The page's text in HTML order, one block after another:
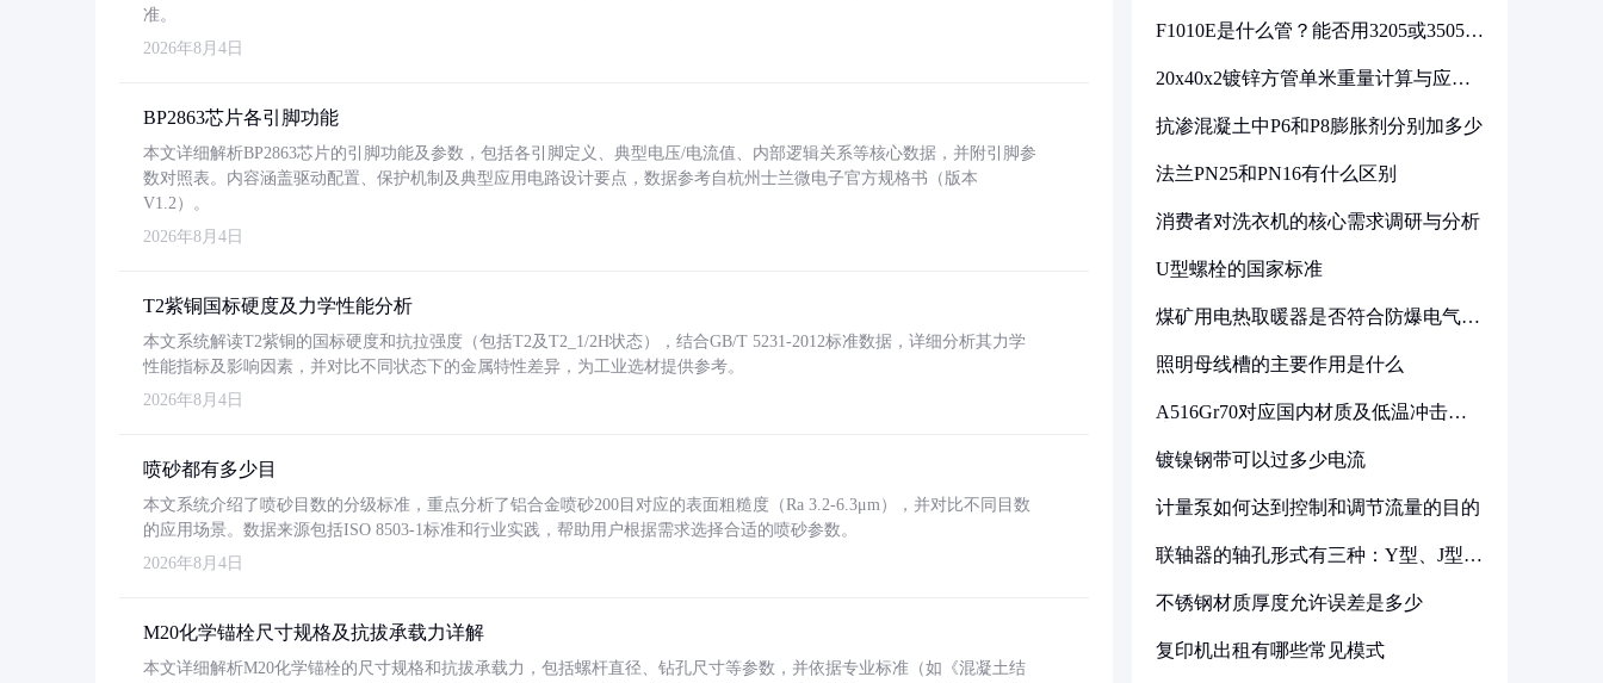
准。
2026年8月4日
BP2863芯片各引脚功能
本文详细解析BP2863芯片的引脚功能及参数，包括各引脚定义、典型电压/电流值、内部逻辑关系等核心数据，并附引脚参
数对照表。内容涵盖驱动配置、保护机制及典型应用电路设计要点，数据参考自杭州士兰微电子官方规格书（版本
V1.2）。
2026年8月4日
T2紫铜国标硬度及力学性能分析
本文系统解读T2紫铜的国标硬度和抗拉强度（包括T2及T2_1/2H状态），结合GB/T 5231-2012标准数据，详细分析其力学
性能指标及影响因素，并对比不同状态下的金属特性差异，为工业选材提供参考。
2026年8月4日
喷砂都有多少目
本文系统介绍了喷砂目数的分级标准，重点分析了铝合金喷砂200目对应的表面粗糙度（Ra 3.2-6.3μm），并对比不同目数
的应用场景。数据来源包括ISO 8503-1标准和行业实践，帮助用户根据需求选择合适的喷砂参数。
2026年8月4日
M20化学锚栓尺寸规格及抗拔承载力详解
本文详细解析M20化学锚栓的尺寸规格和抗拔承载力，包括螺杆直径、钻孔尺寸等参数，并依据专业标准（如《混凝土结
F1010E是什么管？能否用3205或3505代
20x40x2镀锌方管单米重量计算与应用
抗渗混凝土中P6和P8膨胀剂分别加多少
法兰PN25和PN16有什么区别
消费者对洗衣机的核心需求调研与分析
U型螺栓的国家标准
煤矿用电热取暖器是否符合防爆电气设
照明母线槽的主要作用是什么
A516Gr70对应国内材质及低温冲击要
镀镍钢带可以过多少电流
计量泵如何达到控制和调节流量的目的
联轴器的轴孔形式有三种：Y型、J型、
不锈钢材质厚度允许误差是多少
复印机出租有哪些常见模式